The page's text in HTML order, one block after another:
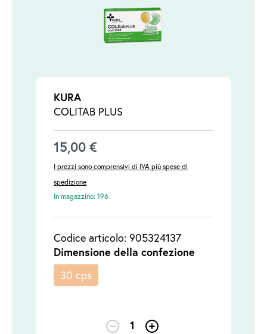
KURA
COLITAB PLUS
15,00 €
I prezzi sono comprensivi di IVA più spese di
spedizione
In magazzino: 196
Codice articolo: 905324137
Dimensione della confezione
30 cps
1